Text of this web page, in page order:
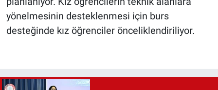
yönelmesinin desteklenmesi için burs
desteğinde kız öğrenciler önceliklendiriliyor.